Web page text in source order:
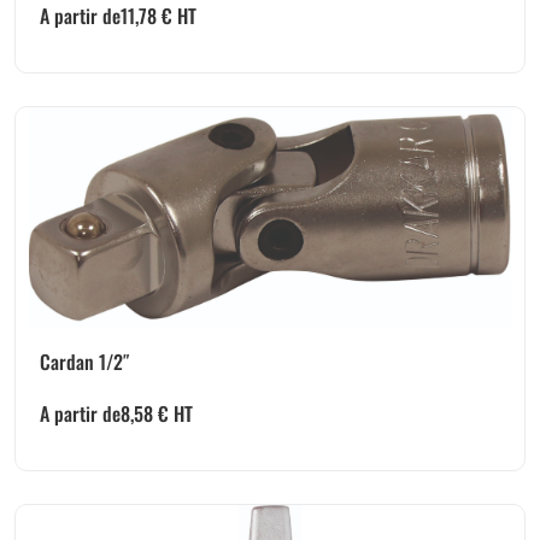
A partir de11,78€ HT
Cardan 1/2″
A partir de8,58€ HT